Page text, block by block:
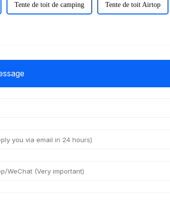
Tente de toit de camping Tente de toit Airtop